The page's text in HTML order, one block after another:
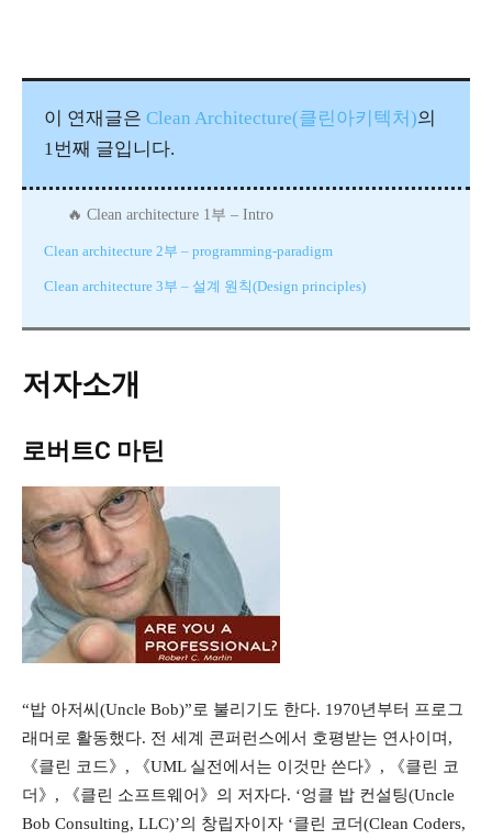
이 연재글은 Clean Architecture(클린아키텍처)의
1번째 글입니다.
Clean architecture 1부 – Intro
Clean architecture 2부 – programming-paradigm
Clean architecture 3부 – 설계 원칙(Design principles)
저자소개
로버트C 마틴
“밥 아저씨(Uncle Bob)”로 불리기도 한다. 1970년부터 프로그
래머로 활동했다. 전 세계 콘퍼런스에서 호평받는 연사이며,
《클린 코드》, 《UML 실전에서는 이것만 쓴다》, 《클린 코
더》, 《클린 소프트웨어》의 저자다. ‘엉클 밥 컨설팅(Uncle
Bob Consulting, LLC)’의 창립자이자 ‘클린 코더(Clean Coders,